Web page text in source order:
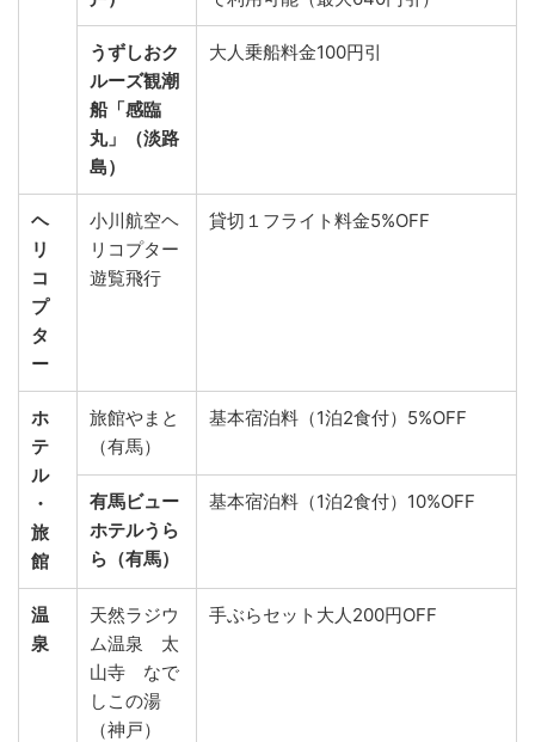
うずしおク
ルーズ観潮
船「感臨
丸」（淡路
島）
大人乗船料金100円引
ヘ
リ
コ
プ
タ
ー
小川航空ヘ
リコプター
遊覧飛行
貸切１フライト料金5%OFF
ホ
テ
ル
・
旅
館
旅館やまと
（有馬）
基本宿泊料（1泊2食付）5%OFF
有馬ビュー
ホテルうら
ら（有馬）
基本宿泊料（1泊2食付）10%OFF
温
泉
天然ラジウ
ム温泉 太
山寺 なで
しこの湯
（神戸）
手ぶらセット大人200円OFF